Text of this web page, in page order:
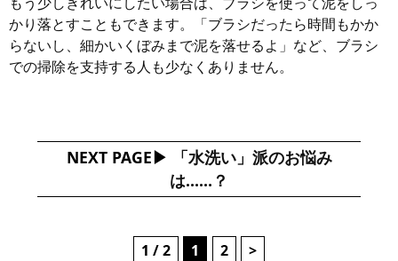
かり落とすこともできます。「ブラシだったら時間もかか
らないし、細かいくぼみまで泥を落せるよ」など、ブラシ
での掃除を支持する人も少なくありません。
NEXT PAGE
「水洗い」派のお悩み
は……？
1 / 2 1 2 >